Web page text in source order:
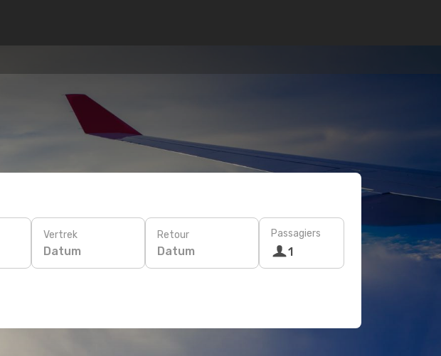
Vertrek
Datum
Retour
Datum
Passagiers
1